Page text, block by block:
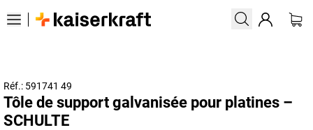
Réf.: 591741 49
Tôle de support galvanisée pour platines –
SCHULTE